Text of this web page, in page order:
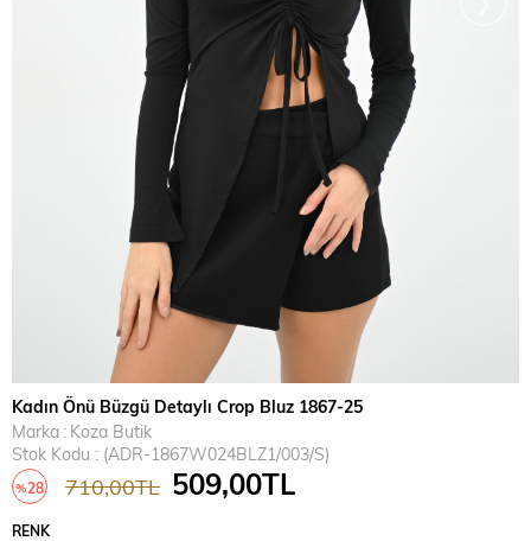
Kadın Önü Büzgü Detaylı Crop Bluz 1867-25
Marka : Koza Butik
Stok Kodu
(ADR-1867W024BLZ1/003/S)
%28
İndirim
710,00TL 509,00TL
RENK